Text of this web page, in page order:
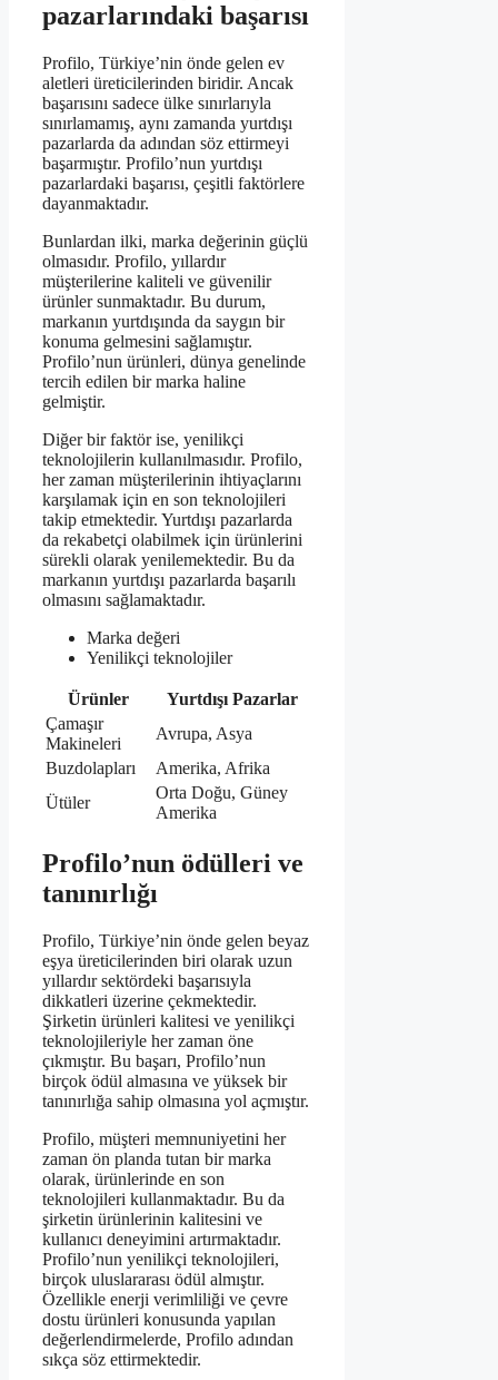
pazarlarındaki başarısı
Profilo, Türkiye’nin önde gelen ev
aletleri üreticilerinden biridir. Ancak
başarısını sadece ülke sınırlarıyla
sınırlamamış, aynı zamanda yurtdışı
pazarlarda da adından söz ettirmeyi
başarmıştır. Profilo’nun yurtdışı
pazarlardaki başarısı, çeşitli faktörlere
dayanmaktadır.
Bunlardan ilki, marka değerinin güçlü
olmasıdır. Profilo, yıllardır
müşterilerine kaliteli ve güvenilir
ürünler sunmaktadır. Bu durum,
markanın yurtdışında da saygın bir
konuma gelmesini sağlamıştır.
Profilo’nun ürünleri, dünya genelinde
tercih edilen bir marka haline
gelmiştir.
Diğer bir faktör ise, yenilikçi
teknolojilerin kullanılmasıdır. Profilo,
her zaman müşterilerinin ihtiyaçlarını
karşılamak için en son teknolojileri
takip etmektedir. Yurtdışı pazarlarda
da rekabetçi olabilmek için ürünlerini
sürekli olarak yenilemektedir. Bu da
markanın yurtdışı pazarlarda başarılı
olmasını sağlamaktadır.
Marka değeri
Yenilikçi teknolojiler
Ürünler
Yurtdışı Pazarlar
Çamaşır
Makineleri
Avrupa, Asya
Buzdolapları
Amerika, Afrika
Ütüler
Orta Doğu, Güney
Amerika
Profilo’nun ödülleri ve
tanınırlığı
Profilo, Türkiye’nin önde gelen beyaz
eşya üreticilerinden biri olarak uzun
yıllardır sektördeki başarısıyla
dikkatleri üzerine çekmektedir.
Şirketin ürünleri kalitesi ve yenilikçi
teknolojileriyle her zaman öne
çıkmıştır. Bu başarı, Profilo’nun
birçok ödül almasına ve yüksek bir
tanınırlığa sahip olmasına yol açmıştır.
Profilo, müşteri memnuniyetini her
zaman ön planda tutan bir marka
olarak, ürünlerinde en son
teknolojileri kullanmaktadır. Bu da
şirketin ürünlerinin kalitesini ve
kullanıcı deneyimini artırmaktadır.
Profilo’nun yenilikçi teknolojileri,
birçok uluslararası ödül almıştır.
Özellikle enerji verimliliği ve çevre
dostu ürünleri konusunda yapılan
değerlendirmelerde, Profilo adından
sıkça söz ettirmektedir.